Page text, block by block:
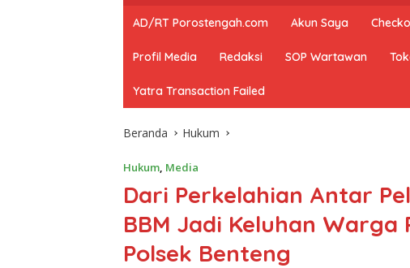
AD/RT Porostengah.com Akun Saya
Profil Media Redaksi SOP Wartawan
Yatra Transaction Failed
Beranda Hukum
Hukum, Media
Dari Perkelahian Antar
BBM Jadi Keluhan Warga
Polsek Benteng